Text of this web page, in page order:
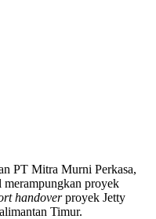
PT Mitra Murni Perkasa,
merampungkan proyek
handoverproyek Jetty
Timur.